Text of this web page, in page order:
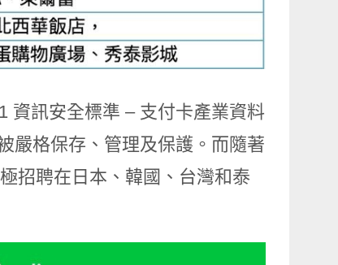
資訊安全標準 – 支付卡產業資料
嚴格保存、管理及保護。而隨著
招聘在日本、韓國、台灣和泰